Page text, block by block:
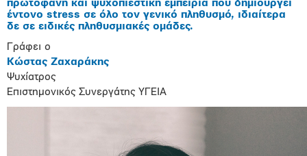
πρωτοφανή και ψυχοπιεστική εμπειρία που δημιουργεί
έντονο stress σε όλο τον γενικό πληθυσμό, ιδιαίτερα
δε σε ειδικές πληθυσμιακές ομάδες.
Γράφει ο
Κώστας Ζαχαράκης
Ψυχίατρος
Επιστημονικός Συνεργάτης ΥΓΕΙΑ